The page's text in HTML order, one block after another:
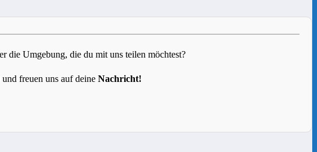
die Umgebung, die du mit uns teilen möchtest?
freuen uns auf deine Nachricht!